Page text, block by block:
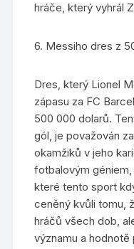
hráče, který vyhrál
6. Messiho dres z
Dres, který Lionel
zápasu za FC
500 000 dolarů.
gól, je považován
okamžiků v jeho
fotbalovým
které tento sport
ceněný kvůli tomu,
hráčů všech dob,
významu a